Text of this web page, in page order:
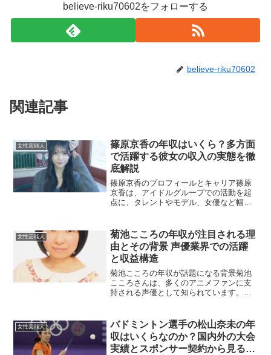
believe-riku70602をフォローする
believe-riku70602
関連記事
女性芸能人
篠原京香の年収はいくら？多方面
で活躍する彼女の収入の実態を徹
底解説
篠原京香のプロフィールとキャリア篠原
京香は、アイドルグループでの活動を起
点に、タレントやモデル、女優など幅広
親しみやすい性格で、SNSでも多くのフ
ァンを魅了しています。...
女性芸能人
菊池こころの年収が注目される理
由とその背景 声優業界での活躍
と収益構造
菊池こころの年収が話題になる背景菊池
こころさんは、多くのアニメファンに支
持される声優として知られています。彼
る理由には、業界内でのポジションやフ
ァン層の拡大が関係してい...
女性芸能人
バドミントン選手の松山奈未の年
収はいくらなのか？国内外の大会
実績とスポンサー契約から見る収